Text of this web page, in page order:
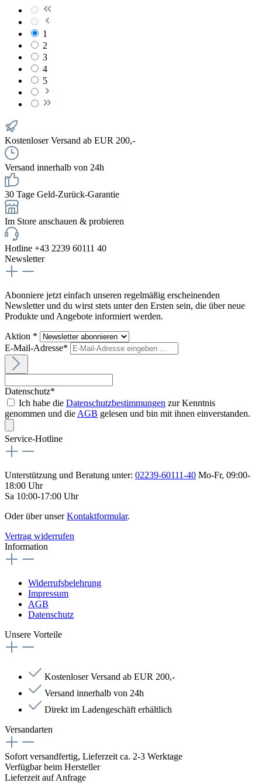
1
2
3
4
5
Kostenloser Versand ab EUR 200,-
Versand innerhalb von 24h
30 Tage Geld-Zurück-Garantie
Im Store anschauen & probieren
Hotline +43 2239 60111 40
Newsletter
Abonniere jetzt einfach unseren regelmäßig erscheinenden
Newsletter und du wirst stets unter den Ersten sein, die über neue
Produkte und Angebote informiert werden.
Aktion *
E-Mail-Adresse*
Datenschutz*
Ich habe die Datenschutzbestimmungen zur Kenntnis
genommen und die AGB gelesen und bin mit ihnen einverstanden.
Service-Hotline
Unterstützung und Beratung unter: 02239-60111-40 Mo-Fr, 09:00-
18:00 Uhr
Sa 10:00-17:00 Uhr
Oder über unserKontaktformular.
Vertrag widerrufen
Information
Widerrufsbelehrung
Impressum
AGB
Datenschutz
Unsere Vorteile
Kostenloser Versand ab EUR 200,-
Versand innerhalb von 24h
Direkt im Ladengeschäft erhältlich
Versandarten
Sofort versandfertig, Lieferzeit ca. 2-3 Werktage
Verfügbar beim Hersteller
Lieferzeit auf Anfrage